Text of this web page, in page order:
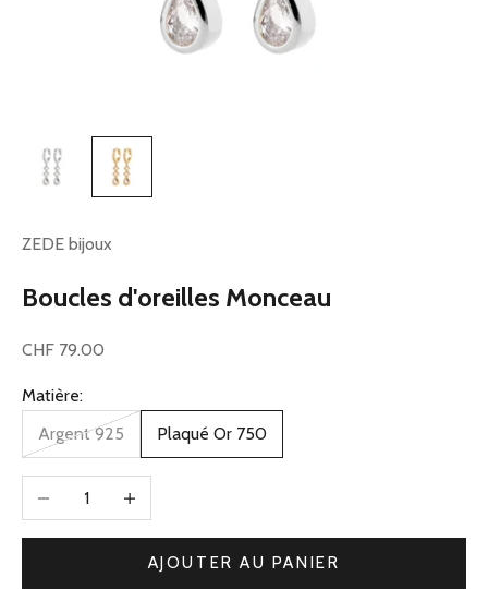
ZEDE bijoux
Boucles d'oreilles Monceau
Prix de vente
CHF 79.00
Matière:
Argent 925
Plaqué Or 750
Diminuer la quantitéAugmenter la quantité
AJOUTER AU PANIER